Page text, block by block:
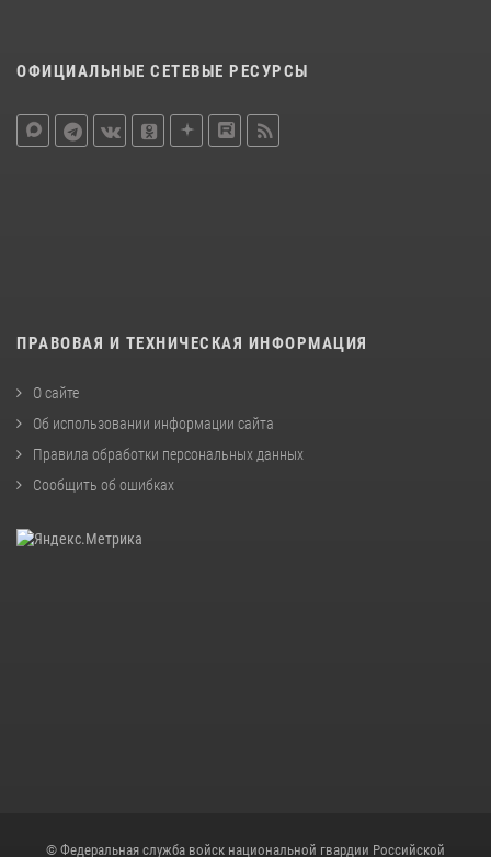
ОФИЦИАЛЬНЫЕ СЕТЕВЫЕ РЕСУРСЫ
ПРАВОВАЯ И ТЕХНИЧЕСКАЯ ИНФОРМАЦИЯ
О сайте
Об использовании информации сайта
Правила обработки персональных данных
Сообщить об ошибках
© Федеральная служба войск национальной гвардии Российской